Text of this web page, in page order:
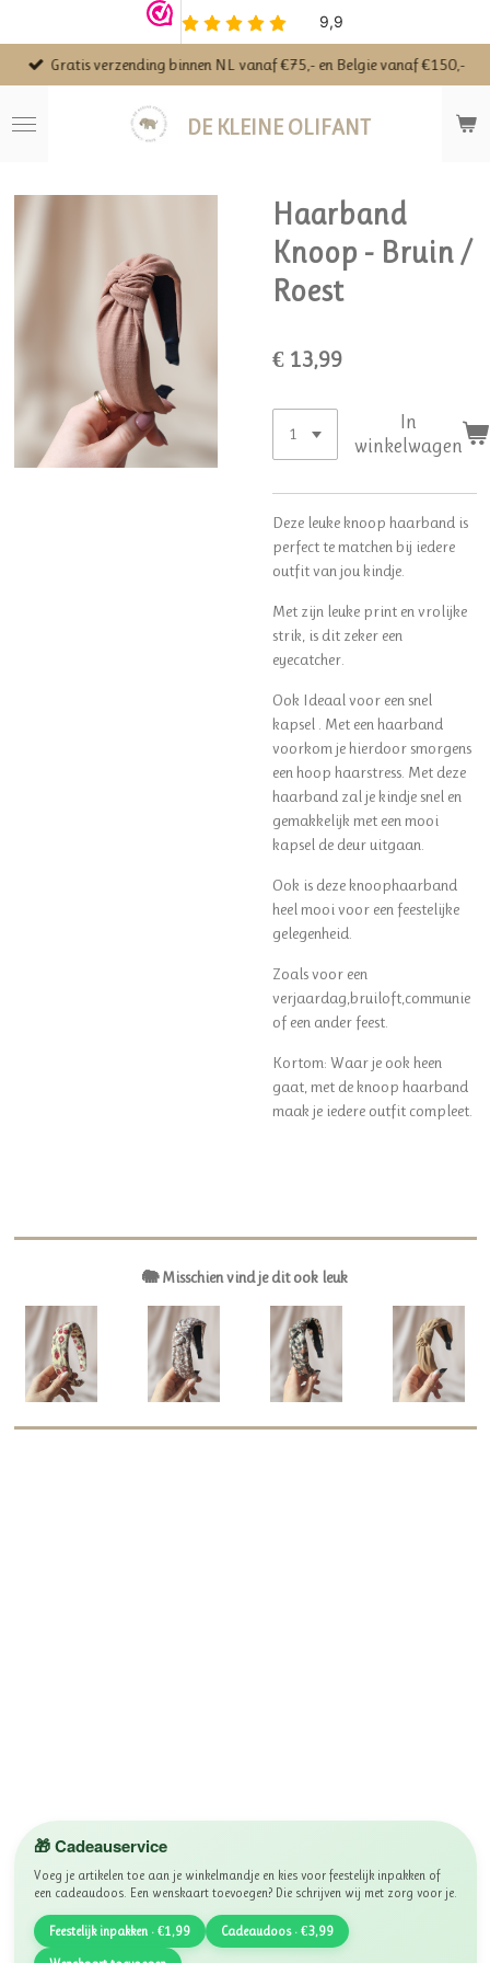
direct
naar
hoofdinhoud
DE KLEINE OLIFANT
Gratis verzending binnen NL vanaf €75,- en Belgie vanaf €150,-
Haarband
Knoop - Bruin /
Roest
€ 13,99
In
winkelwagen
Deze leuke knoop haarband is
perfect te matchen bij iedere
outfit van jou kindje.
Met zijn leuke print en vrolijke
strik, is dit zeker een
eyecatcher.
Ook Ideaal voor een snel
kapsel . Met een haarband
voorkom je hierdoor smorgens
een hoop haarstress. Met deze
haarband zal je kindje snel en
gemakkelijk met een mooi
kapsel de deur uitgaan.
Ook is deze knoophaarband
heel mooi voor een feestelijke
gelegenheid.
Zoals voor een
verjaardag,bruiloft,communie
of een ander feest.
Kortom: Waar je ook heen
gaat, met de knoop haarband
maak je iedere outfit compleet.
🐘 Misschien vind je dit ook leuk
🎁 Cadeauservice
Voeg je artikelen toe aan je winkelmandje en kies voor feestelijk inpakken of
een cadeaudoos. Een wenskaart toevoegen? Die schrijven wij met zorg voor je.
Feestelijk inpakken · €1,99 Cadeaudoos · €3,99